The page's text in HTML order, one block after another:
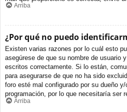
Arriba
¿Por qué no puedo
Existen varias razones por lo cuál esto
asegúrese de que su nombre de usuario
escritos correctamente. Si lo están,
para asegurarse de que no ha sido
foro esté mal configurado por su dueño
programación, por lo que necesitaría ser
Arriba